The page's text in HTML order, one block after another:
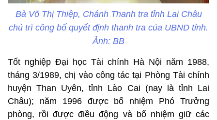
Bà Võ Thị Thiệp, Chánh Thanh tra tỉnh Lai Châu
chủ trì công bố quyết định thanh tra của UBND tỉnh.
Ảnh: BB
Tốt nghiệp Đại học Tài chính Hà Nội năm 1988,
tháng 3/1989, chị vào công tác tại Phòng Tài chính
huyện Than Uyên, tỉnh Lào Cai (nay là tỉnh Lai
Châu); năm 1996 được bổ nhiệm Phó Trưởng
phòng, rồi được điều động và bổ nhiệm giữ các